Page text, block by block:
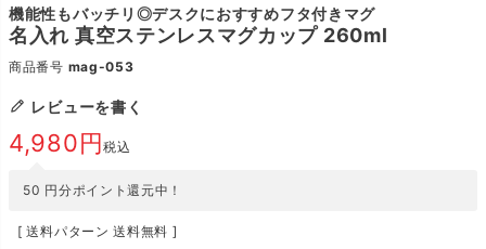
機能性もバッチリ◎デスクにおすすめフタ付きマグ
名入れ 真空ステンレスマグカップ 260ml
商品番号 mag-053
レビューを書く
4,980 税込
50 円分ポイント還元中！
送料パターン 送料無料